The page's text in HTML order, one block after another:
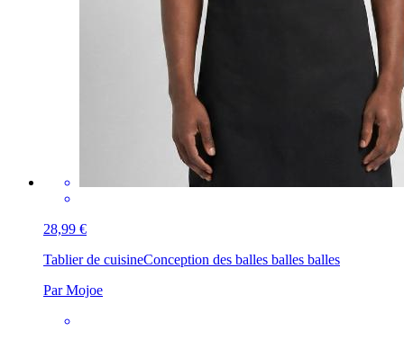
28,99 €
Tablier de cuisineConception des balles balles balles
Par Mojoe